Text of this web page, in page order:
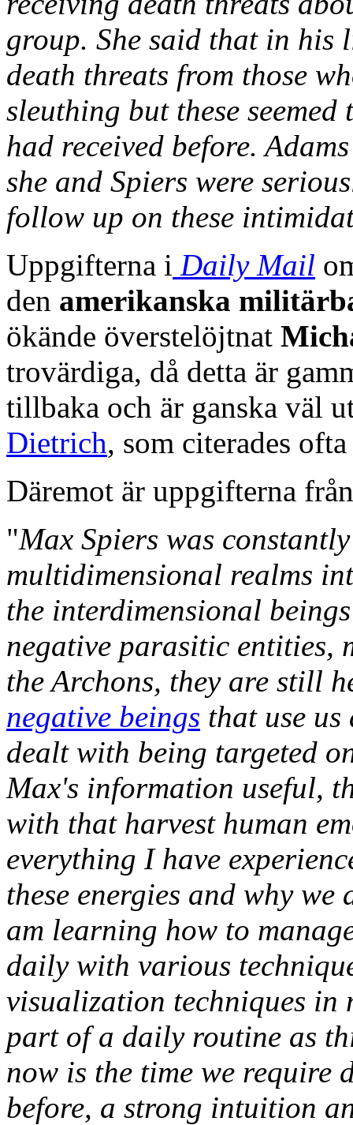
group. She said that in his
death threats from those
sleuthing but these
had received before.
she and Spiers were
follow up on these
Uppgifterna i Daily Mail
den amerikanska
ökände överstelöjtnat
trovärdiga, då detta är
tillbaka och är ganska väl
Dietrich, som citerades
Däremot är uppgifterna
"Max Spiers was
multidimensional realms
the interdimensional
negative parasitic entities,
the Archons, they are still
negative beings that use us
dealt with being targeted
Max's information useful,
with that harvest human
everything I have
these energies and why
am learning how to
daily with various
visualization techniques in
part of a daily routine as
now is the time we require
before, a strong intuition